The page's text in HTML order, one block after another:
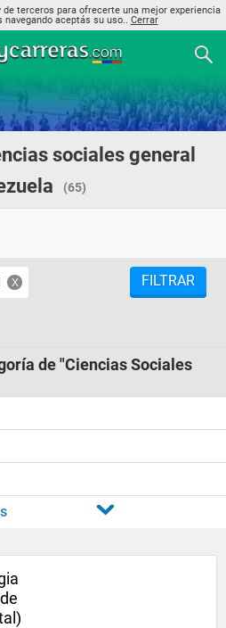
terceros para ofrecerte una mejor experiencia
aceptás su uso.. Cerrar
sociales general
(65)
FILTRAR
de "Ciencias Sociales